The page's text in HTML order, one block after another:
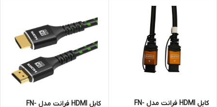
کابل HDMI فرانت مدل FN-
کابل HDMI فرانت مدل FN-